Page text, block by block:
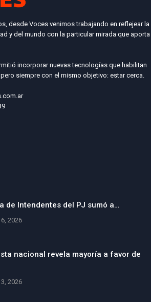
desde Voces venimos trabajando en reflejear la
y del mundo con la particular mirada que aporta
incorporar nuevas tecnologías que habilitan
siempre con el mismo objetivo: estar cerca.
de Intendentes del PJ sumó a…
2026
nacional revela mayoría a favor de
2026